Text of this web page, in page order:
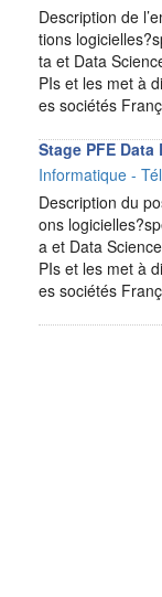
Description de
tions
ta et Data
PIs et les met à
es sociétés
Stage PFE Data
Informatique -
Description du
ons
a et Data
PIs et les met à
es sociétés